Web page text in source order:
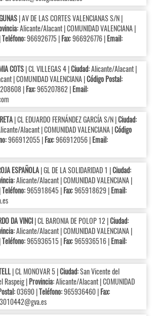
| AV DE LAS CORTES VALENCIANAS S/N |
Alicante/Alacant | COMUNIDAD VALENCIANA |
Teléfono:966926775 |Fax:966926776 |Email:
COTS| CL VILLEGAS 4 |Ciudad:Alicante/Alacant |
| COMUNIDAD VALENCIANA |Código Postal:
|Fax:965207862 |Email:
| CL EDUARDO FERNÁNDEZ GARCÍA S/N |Ciudad:
Alacant | COMUNIDAD VALENCIANA |Código
966912055 |Fax:966912056 |Email:
ESPAÑOLA| GL DE LA SOLIDARIDAD 1 |Ciudad:
Alicante/Alacant | COMUNIDAD VALENCIANA |
Teléfono:965918645 |Fax:965918629 |Email:
DA VINCI| CL BARONIA DE POLOP 12 |Ciudad:
Alicante/Alacant | COMUNIDAD VALENCIANA |
Teléfono:965936515 |Fax:965936516 |Email:
| CL MONOVAR 5 |Ciudad:San Vicente del
Raspeig |Provincia:Alicante/Alacant | COMUNIDAD
03690 |Teléfono:965936460 |Fax: